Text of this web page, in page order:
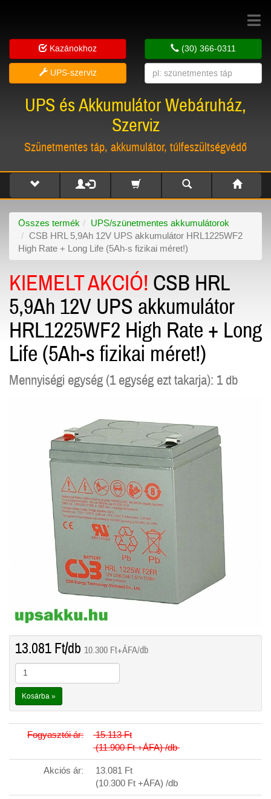
Toggle
Kazánokhoz
UPS-szerviz
(30) 366-0311
UPS és Akkumulátor Webáruház,
Szerviz
Szünetmentes táp, akkumulátor, túlfeszültségvédő
Összes termék
UPS/szünetmentes akkumulátorok
CSB HRL 5,9Ah 12V UPS akkumulátor HRL1225WF2
High Rate + Long Life (5Ah-s fizikai méret!)
KIEMELT AKCIÓ! CSB HRL
5,9Ah 12V UPS akkumulátor
HRL1225WF2 High Rate + Long
Life (5Ah-s fizikai méret!)
Mennyiségi egység (1 egység ezt takarja): 1 db
13.081Ft/db 10.300 Ft+ÁFA/db
Kosárba »
Fogyasztói ár: 15.113Ft
(11.900Ft+ÁFA) /db
Akciós ár:
13.081 Ft
(10.300 Ft +ÁFA) /db